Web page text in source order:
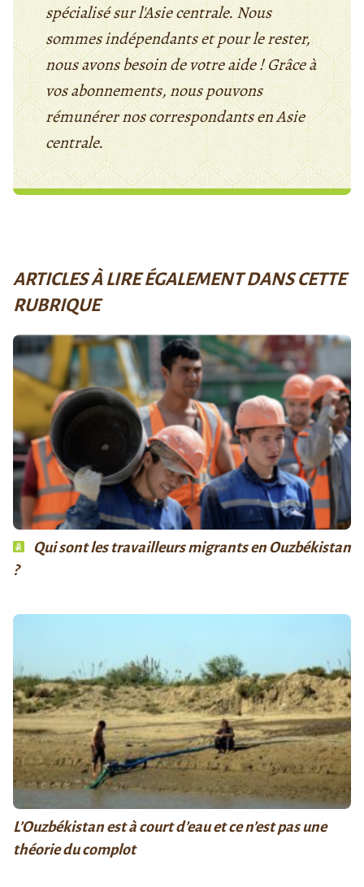
spécialisé sur l'Asie centrale. Nous
sommes indépendants et pour le rester,
nous avons besoin de votre aide ! Grâce à
vos abonnements, nous pouvons
rémunérer nos correspondants en Asie
centrale.
ARTICLES À LIRE ÉGALEMENT DANS CETTE
RUBRIQUE
Qui sont les travailleurs migrants en Ouzbékistan
?
L’Ouzbékistan est à court d’eau et ce n’est pas une
théorie du complot